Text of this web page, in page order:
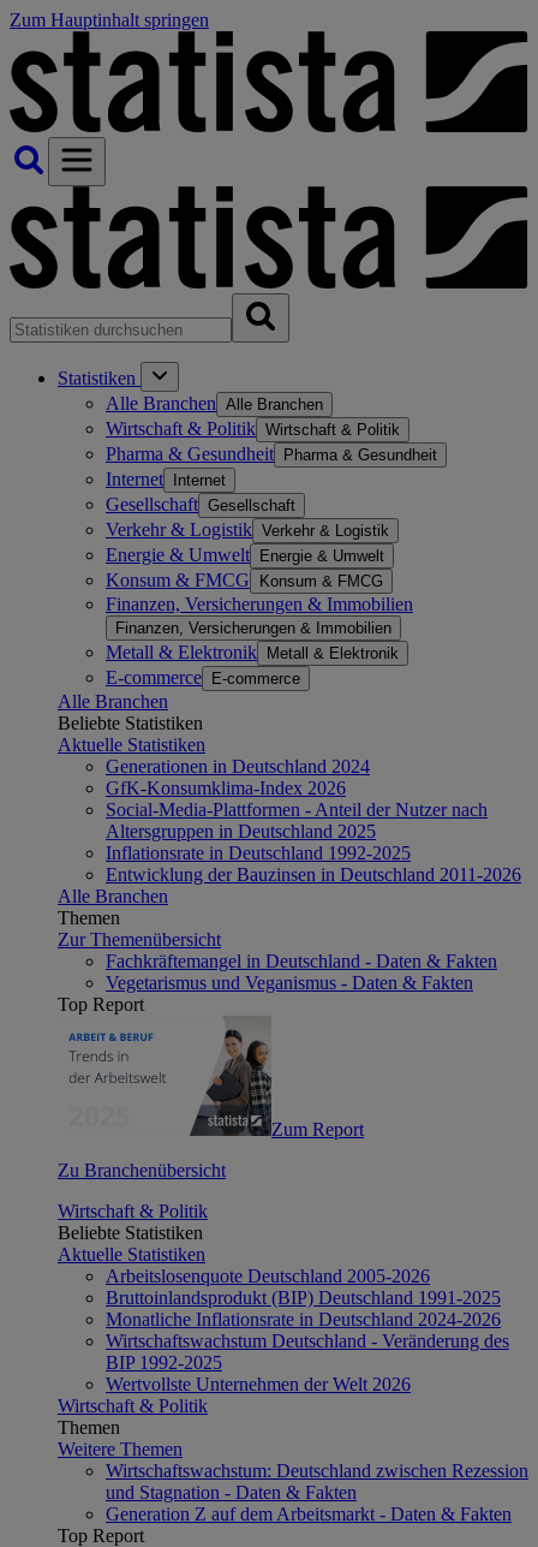
Zum Hauptinhalt springen
Statistiken
Alle Branchen Alle Branchen
Wirtschaft & Politik Wirtschaft & Politik
Pharma & Gesundheit Pharma & Gesundheit
Internet Internet
Gesellschaft Gesellschaft
Verkehr & Logistik Verkehr & Logistik
Energie & Umwelt Energie & Umwelt
Konsum & FMCG Konsum & FMCG
Finanzen, Versicherungen & Immobilien
Finanzen, Versicherungen & Immobilien
Metall & Elektronik Metall & Elektronik
E-commerce E-commerce
Alle Branchen
Beliebte Statistiken
Aktuelle Statistiken
Generationen in Deutschland 2024
GfK-Konsumklima-Index 2026
Social-Media-Plattformen - Anteil der Nutzer nach
Altersgruppen in Deutschland 2025
Inflationsrate in Deutschland 1992-2025
Entwicklung der Bauzinsen in Deutschland 2011-2026
Alle Branchen
Themen
Zur Themenübersicht
Fachkräftemangel in Deutschland - Daten & Fakten
Vegetarismus und Veganismus - Daten & Fakten
Top Report
Zum Report
Zu Branchenübersicht
Wirtschaft & Politik
Beliebte Statistiken
Aktuelle Statistiken
Arbeitslosenquote Deutschland 2005-2026
Bruttoinlandsprodukt (BIP) Deutschland 1991-2025
Monatliche Inflationsrate in Deutschland 2024-2026
Wirtschaftswachstum Deutschland - Veränderung des
BIP 1992-2025
Wertvollste Unternehmen der Welt 2026
Wirtschaft & Politik
Themen
Weitere Themen
Wirtschaftswachstum: Deutschland zwischen Rezession
und Stagnation - Daten & Fakten
Generation Z auf dem Arbeitsmarkt - Daten & Fakten
Top Report